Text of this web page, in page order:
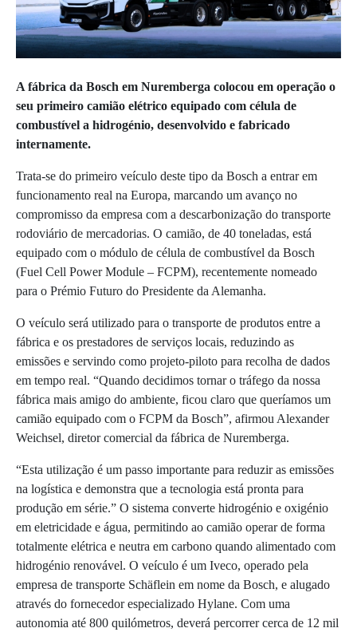
A fábrica da Bosch em Nuremberga colocou em operação o
seu primeiro camião elétrico equipado com célula de
combustível a hidrogénio, desenvolvido e fabricado
internamente.
Trata-se do primeiro veículo deste tipo da Bosch a entrar em
funcionamento real na Europa, marcando um avanço no
compromisso da empresa com a descarbonização do transporte
rodoviário de mercadorias. O camião, de 40 toneladas, está
equipado com o módulo de célula de combustível da Bosch
(Fuel Cell Power Module – FCPM), recentemente nomeado
para o Prémio Futuro do Presidente da Alemanha.
O veículo será utilizado para o transporte de produtos entre a
fábrica e os prestadores de serviços locais, reduzindo as
emissões e servindo como projeto-piloto para recolha de dados
em tempo real. “Quando decidimos tornar o tráfego da nossa
fábrica mais amigo do ambiente, ficou claro que queríamos um
camião equipado com o FCPM da Bosch”, afirmou Alexander
Weichsel, diretor comercial da fábrica de Nuremberga.
“Esta utilização é um passo importante para reduzir as emissões
na logística e demonstra que a tecnologia está pronta para
produção em série.” O sistema converte hidrogénio e oxigénio
em eletricidade e água, permitindo ao camião operar de forma
totalmente elétrica e neutra em carbono quando alimentado com
hidrogénio renovável. O veículo é um Iveco, operado pela
empresa de transporte Schäflein em nome da Bosch, e alugado
através do fornecedor especializado Hylane. Com uma
autonomia até 800 quilómetros, deverá percorrer cerca de 12 mil